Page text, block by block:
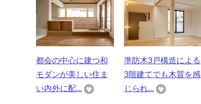
都会の中心に建つ和
モダンが美しい住ま
い内外に配...
準防木3戸構造による
3階建てでも木質を感
じられ...